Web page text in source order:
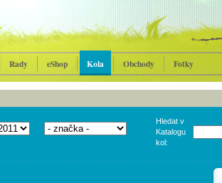
Rady eShop Kola Obchody Fotky
Hledat v
Katalogu
kol: